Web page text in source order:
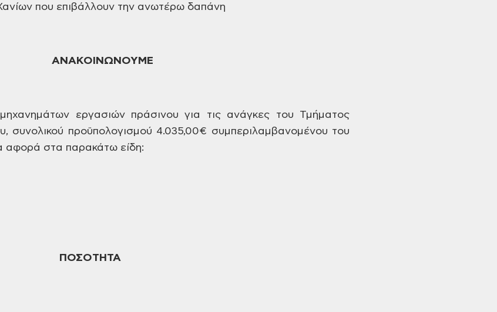
που επιβάλλουν την ανωτέρω δαπάνη
ΑΝΑΚΟΙΝΩΝΟΥΜΕ
εργασιών πράσινου για τις ανάγκες του Τμήματος
συνολικού προϋπολογισμού 4.035,00€ συμπεριλαμβανομένου του
αφορά στα παρακάτω είδη:
ΠΟΣΟΤΗΤΑ